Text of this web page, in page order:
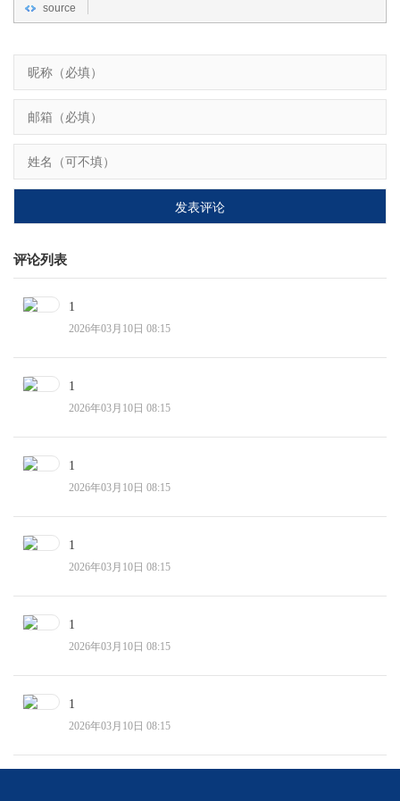
source
评论列表
1
2026年03月10日 08:15
1
2026年03月10日 08:15
1
2026年03月10日 08:15
1
2026年03月10日 08:15
1
2026年03月10日 08:15
1
2026年03月10日 08:15